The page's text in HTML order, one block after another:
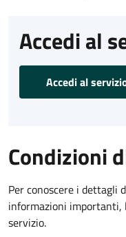
Accedi al
Accedi al
Condizioni
Per conoscere i dettagli
informazioni importanti,
servizio.